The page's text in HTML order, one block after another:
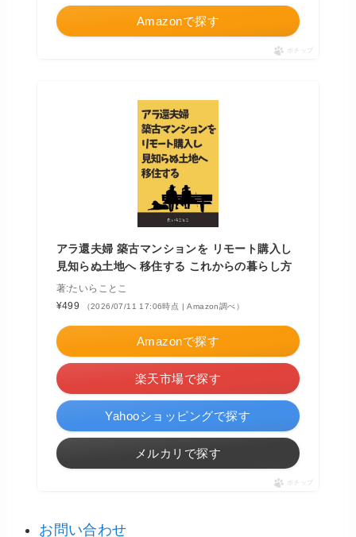
Amazonで探す
ポチップ
アラ還夫婦 築古マンションを リモート購入し
見知らぬ土地へ 移住する これからの暮らし方
著:たいらことこ
¥499
（2026/07/11 17:06時点 | Amazon調べ）
Amazonで探す
楽天市場で探す
Yahooショッピングで探す
メルカリで探す
ポチップ
お問い合わせ